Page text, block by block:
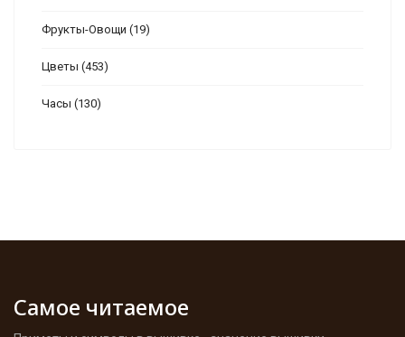
Фрукты-Овощи (19)
Цветы (453)
Часы (130)
Самое читаемое